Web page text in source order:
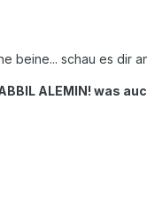
beine... schau es dir
ALEMIN! was